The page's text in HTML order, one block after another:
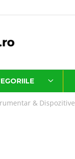
& Dispozitive